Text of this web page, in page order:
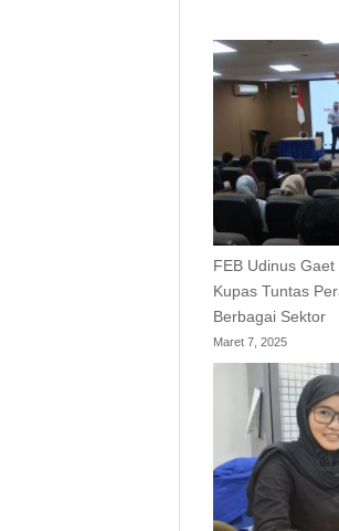
FEB Udinus Gaet
Kupas Tuntas
Berbagai Sektor
Maret 7, 2025